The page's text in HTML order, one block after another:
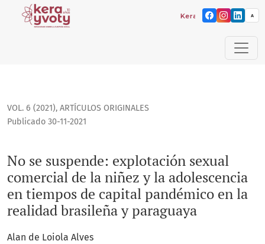
Kera yvoty: reflexiones
A
No se suspende: explotación sexual comercial de la
VOL. 6 (2021), ARTÍCULOS ORIGINALES
No se suspende: explotación sexual
comercial de la niñez y la adolescencia
en tiempos de capital pandémico en la
realidad brasileña y paraguaya
Publicado 30-11-2021
Alan de Loiola Alves